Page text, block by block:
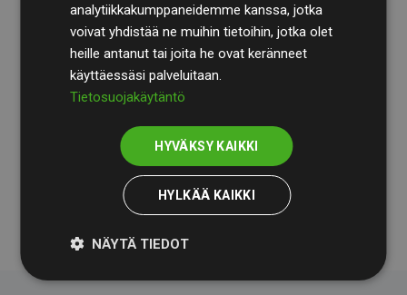
TilintarkastusyhtiöBDOkäy säännöllisesti läpi
laskelmamme ja menetelmämme varmistaakseen
läpinäkyvyyden ja luotettavuuden.
Heidän tarkastuksensa osoittavat, että investoinnit
ilmastohankkeisiin kompensoivat keskimäärin
arvioiduista CO₂-päästöistä jäsenverkkosivustoilla –
selkeä todiste toimintatapamme todellisesta
analytiikkakumppaneidemme kanssa, jotka
voivat yhdistää ne muihin tietoihin, jotka olet
heille antanut tai joita he ovat keränneet
käyttäessäsi palveluitaan.
Tietosuojakäytäntö
HYVÄKSY KAIKKI
HYLKÄÄ KAIKKI
NÄYTÄ TIEDOT